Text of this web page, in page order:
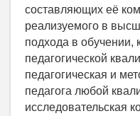
составляющих её
реализуемого в
подхода в
педагогической
педагогическая и
педагога любой
исследовательская